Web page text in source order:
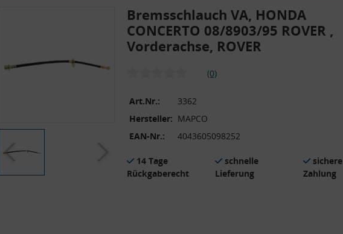
Bremsschlauch VA, HONDA
CONCERTO 08/8903/95 ROVER ,
Vorderachse, ROVER
(0)
Art.Nr.:
3362
Hersteller: MAPCO
EAN-Nr.:
4043605098252
14 Tage
Rückgaberecht
schnelle
Lieferung
sichere
Zahlung